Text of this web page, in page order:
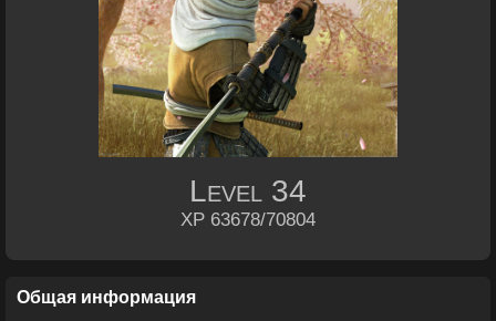
Level 34
XP 63678/70804
Общая информация